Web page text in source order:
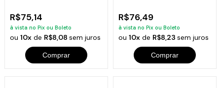
R$75,14
à vista no Pix ou Boleto
ou10x de R$8,08sem juros
Comprar
R$76,49
à vista no Pix ou Boleto
ou 10xde R$8,23 sem juros
Comprar